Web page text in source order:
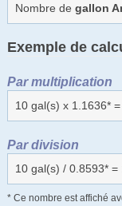
Nombre de gallon
Exemple de
Par multiplication
10 gal(s) x 1.1636*
Par division
10 gal(s) / 0.8593* =
* Ce nombre est affiché